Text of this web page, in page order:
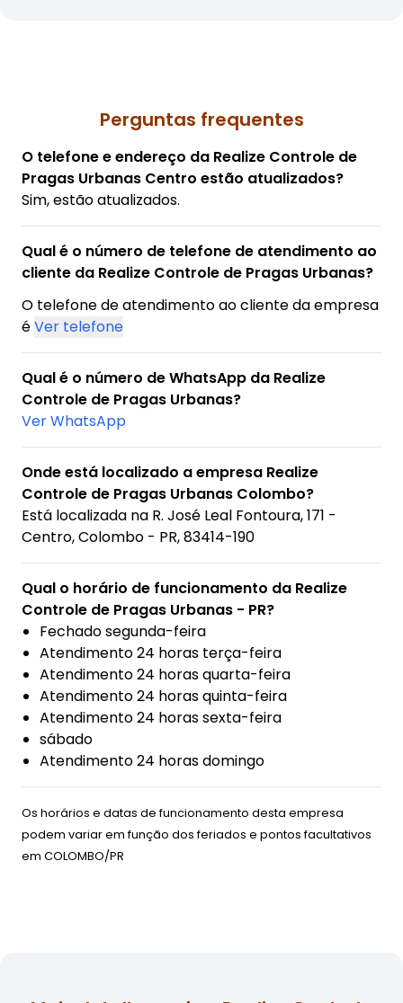
Perguntas frequentes
O telefone e endereço da Realize Controle de
Pragas Urbanas Centro estão atualizados?
Sim, estão atualizados.
Qual é o número de telefone de atendimento ao
cliente da Realize Controle de Pragas Urbanas?
O telefone de atendimento ao cliente da empresa
éVer telefone
Qual é o número de WhatsApp da Realize
Controle de Pragas Urbanas?
Ver WhatsApp
Onde está localizado a empresa Realize
Controle de Pragas Urbanas Colombo?
Está localizada na R. José Leal Fontoura, 171 -
Centro, Colombo - PR, 83414-190
Qual o horário de funcionamento da Realize
Controle de Pragas Urbanas - PR?
Fechado segunda-feira
Atendimento 24 horas terça-feira
Atendimento 24 horas quarta-feira
Atendimento 24 horas quinta-feira
Atendimento 24 horas sexta-feira
sábado
Atendimento 24 horas domingo
Os horários e datas de funcionamento desta empresa
podem variar em função dos feriados e pontos facultativos
em COLOMBO/PR